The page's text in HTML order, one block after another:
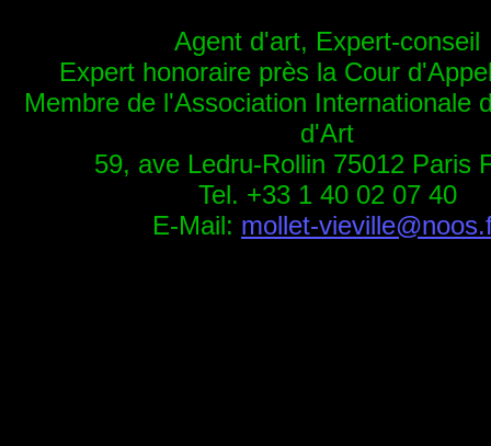
Agent d'art, Expert-conseil
Expert honoraire près la Cour
Membre de l'Association Internationale
d'Art
59, ave Ledru-Rollin 75012 Paris
Tel. +33 1 40 02 07 40
E-Mail: mollet-